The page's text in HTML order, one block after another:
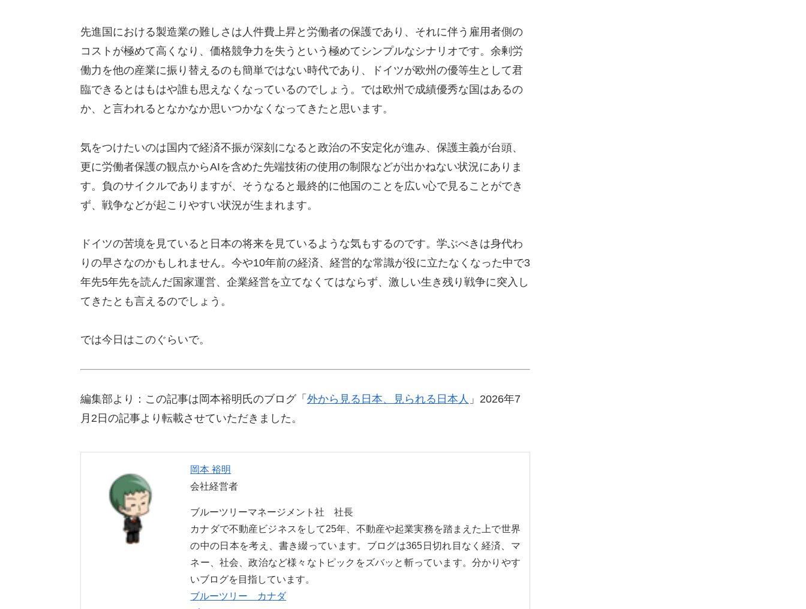
先進国における製造業の難しさは人件費上昇と労働者の保護であり、それに伴う雇用者側の
コストが極めて高くなり、価格競争力を失うという極めてシンプルなシナリオです。余剰労
働力を他の産業に振り替えるのも簡単ではない時代であり、ドイツが欧州の優等生として君
臨できるとはもはや誰も思えなくなっているのでしょう。では欧州で成績優秀な国はあるの
か、と言われるとなかなか思いつかなくなってきたと思います。
気をつけたいのは国内で経済不振が深刻になると政治の不安定化が進み、保護主義が台頭、
更に労働者保護の観点からAIを含めた先端技術の使用の制限などが出かねない状況にありま
す。負のサイクルでありますが、そうなると最終的に他国のことを広い心で見ることができ
ず、戦争などが起こりやすい状況が生まれます。
ドイツの苦境を見ていると日本の将来を見ているような気もするのです。学ぶべきは身代わ
りの早さなのかもしれません。今や10年前の経済、経営的な常識が役に立たなくなった中で3
年先5年先を読んだ国家運営、企業経営を立てなくてはならず、激しい生き残り戦争に突入し
てきたとも言えるのでしょう。
では今日はこのぐらいで。
編集部より：この記事は岡本裕明氏のブログ「 外から見る日本、見られる日本人 」2026年7
月2日の記事より転載させていただきました。
岡本 裕明
会社経営者
ブルーツリーマネージメント社 社長
カナダで不動産ビジネスをして25年、不動産や起業実務を踏まえた上で世界
の中の日本を考え、書き綴っています。ブログは365日切れ目なく経済、マ
ネー、社会、政治など様々なトピックをズバッと斬っています。分かりやす
いブログを目指しています。
ブルーツリー カナダ